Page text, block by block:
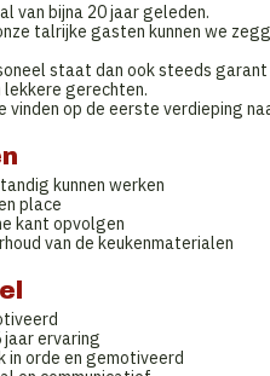
van bijna 20 jaar geleden.
talrijke gasten kunnen we
staat dan ook steeds
lekkere gerechten.
vinden op de eerste verdieping
kunnen werken
place
kant opvolgen
van de keukenmaterialen
jaar ervaring
in orde en gemotiveerd